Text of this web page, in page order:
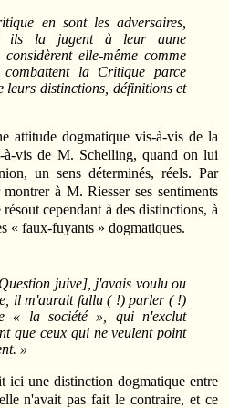
en sont les adversaires,
ils la jugent à leur aune
elle-même comme
la Critique parce
leurs distinctions, définitions et
attitude dogmatique vis-à-vis de la
à-vis de M. Schelling, quand on lui
un sens déterminés, réels. Par
à M. Riesser ses sentiments
cependant à des distinctions, à
« faux-fuyants » dogmatiques.
juive], j'avais voulu ou
il m'aurait fallu ( !) parler ( !)
« la société », qui n'exclut
que ceux qui ne veulent point
»
ici une distinction dogmatique entre
n'avait pas fait le contraire, et ce